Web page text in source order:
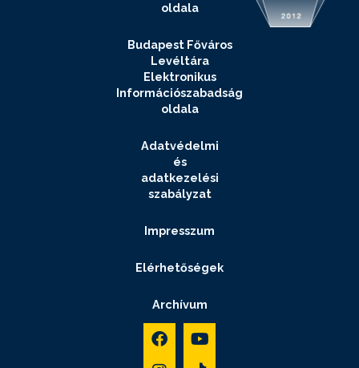
oldala
Budapest Főváros
Levéltára
Elektronikus
Információszabadság
oldala
Adatvédelmi
és
adatkezelési
szabályzat
Impresszum
Elérhetőségek
Archívum